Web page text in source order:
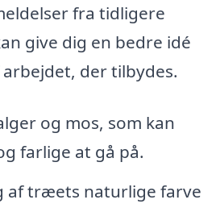
fra tidligere
give dig en bedre idé
der tilbydes.
og mos, som kan
farlige at gå på.
af træets naturlige farve